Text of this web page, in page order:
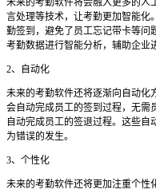
未来的考勤软件将会融入更多的人
言处理等技术，让考勤更加智能化
勤签到，避免了员工忘记带卡等问
考勤数据进行智能分析，辅助企业
2、自动化
未来的考勤软件还将逐渐向自动化
会自动完成员工的签到过程，无需
自动完成员工的签退过程。这些
为错误的发生。
3、个性化
未来的考勤软件还将更加注重个性